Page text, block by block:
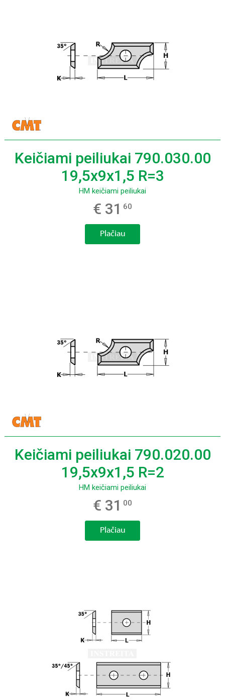
Keičiami peiliukai 790.030.00
19,5x9x1,5 R=3
HM keičiami peiliukai
€ 31 60
Plačiau
Keičiami peiliukai 790.020.00
19,5x9x1,5 R=2
HM keičiami peiliukai
€ 31 00
Plačiau